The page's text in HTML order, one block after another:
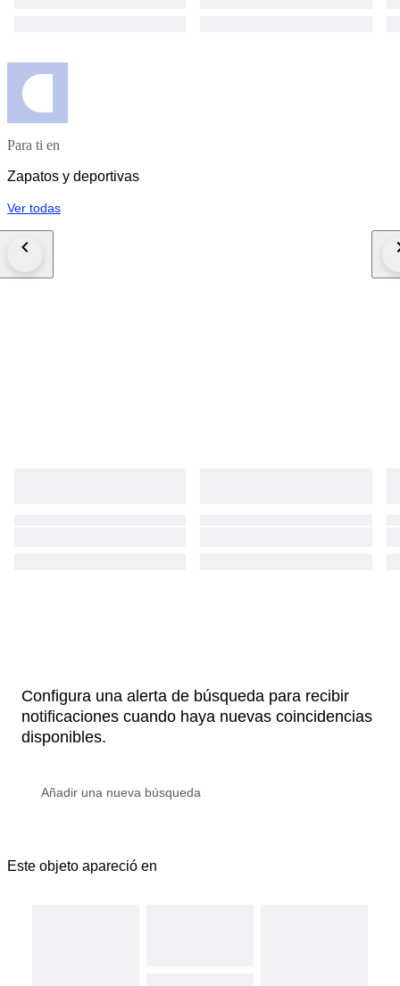
Para ti en
Zapatos y deportivas
Ver todas
Configura una alerta de búsqueda para recibir
notificaciones cuando haya nuevas coincidencias
disponibles.
Este objeto apareció en